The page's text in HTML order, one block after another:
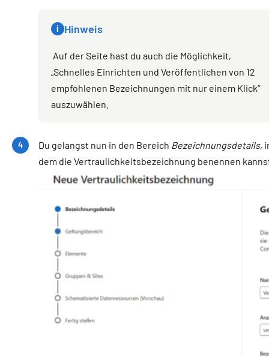
i Hinweis
Auf der Seite hast du auch die Möglichkeit,
„Schnelles Einrichten und Veröffentlichen von 12
empfohlenen Bezeichnungen mit nur einem Klick“
auszuwählen.
Du gelangst nun in den Bereich Bezeichnungsdetails,
dem die Vertraulichkeitsbezeichnung benennen